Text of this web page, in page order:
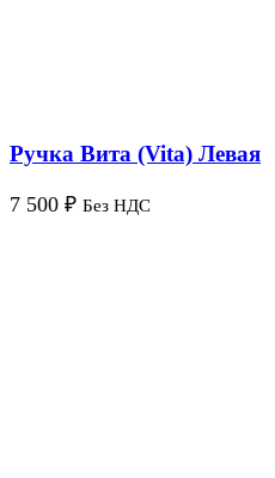
Ручка Вита (Vita) Левая
7 500 ₽ Без НДС